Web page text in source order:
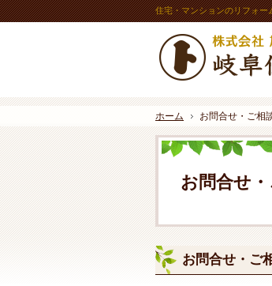
お問合せ
住宅・マンションのリフォー
お問合せ・ご
ホーム お問合せ・ご相